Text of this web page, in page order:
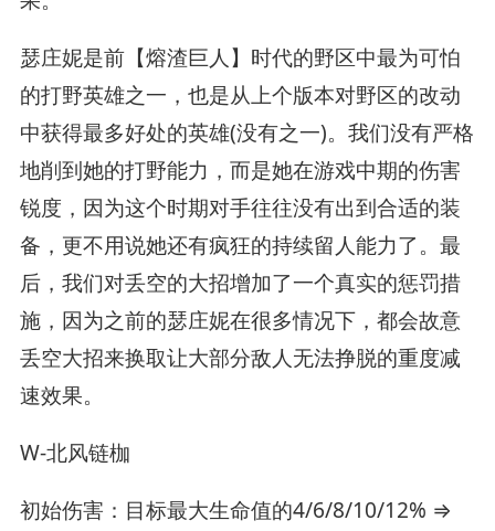
瑟庄妮是前【熔渣巨人】时代的野区中最为可怕
的打野英雄之一，也是从上个版本对野区的改动
中获得最多好处的英雄(没有之一)。我们没有严格
地削到她的打野能力，而是她在游戏中期的伤害
锐度，因为这个时期对手往往没有出到合适的装
备，更不用说她还有疯狂的持续留人能力了。最
后，我们对丢空的大招增加了一个真实的惩罚措
施，因为之前的瑟庄妮在很多情况下，都会故意
丢空大招来换取让大部分敌人无法挣脱的重度减
速效果。
W-北风链枷
初始伤害：目标最大生命值的4/6/8/10/12% ⇒